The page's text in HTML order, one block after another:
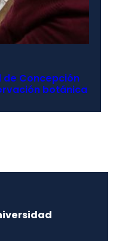
de Concepción
botánica